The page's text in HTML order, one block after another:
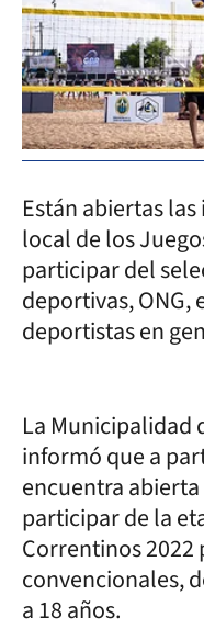
Están abiertas
local de los
participar del
deportivas, ONG,
deportistas en
La Municipalidad
informó que a
encuentra
participar de la
Correntinos 2022
convencionales,
a 18 años.